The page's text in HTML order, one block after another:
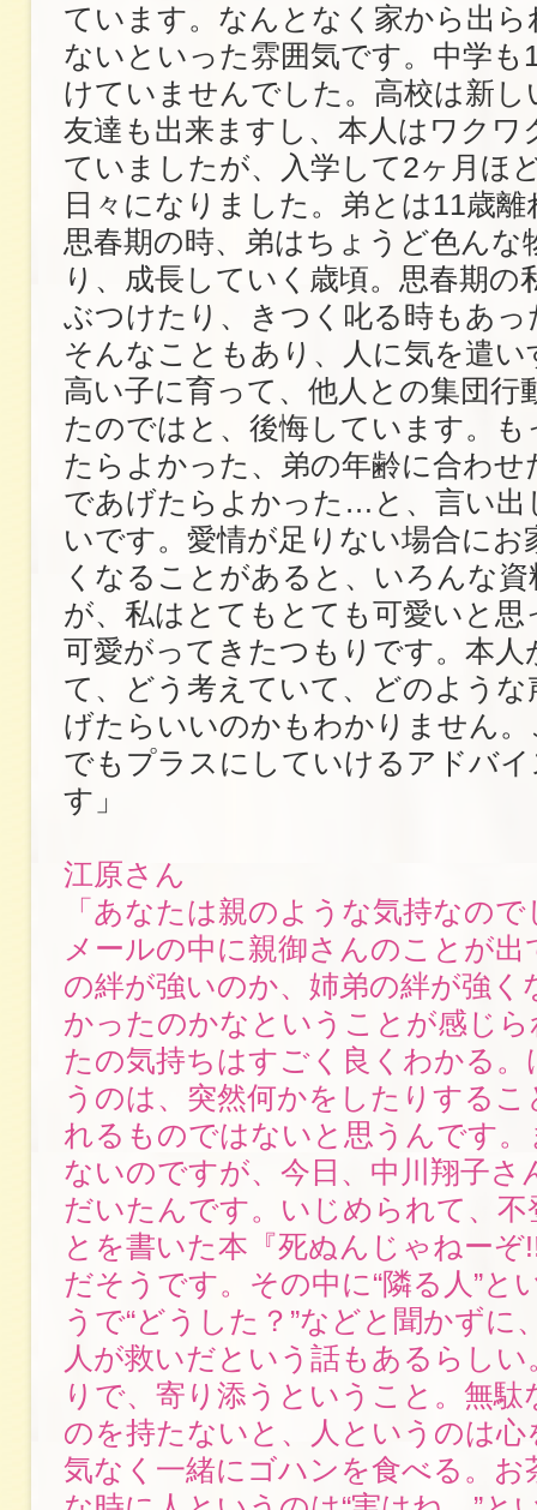
ています。なんとなく家から出
ないといった雰囲気です。中学も
けていませんでした。高校は新し
友達も出来ますし、本人はワクワ
ていましたが、入学して2ヶ月ほ
日々になりました。弟とは11歳
思春期の時、弟はちょうど色んな
り、成長していく歳頃。思春期の
ぶつけたり、きつく叱る時もあ
そんなこともあり、人に気を遣い
高い子に育って、他人との集団行
たのではと、後悔しています。
たらよかった、弟の年齢に合わせ
であげたらよかった…と、言い出
いです。愛情が足りない場合にお
くなることがあると、いろんな
が、私はとてもとても可愛いと思
可愛がってきたつもりです。本人
て、どう考えていて、どのよう
げたらいいのかもわかりません
でもプラスにしていけるアドバ
す」
江原さん
「あなたは親のような気持なの
メールの中に親御さんのことが出
の絆が強いのか、姉弟の絆が強く
かったのかなということが感じ
たの気持ちはすごく良くわかる。
うのは、突然何かをしたりする
れるものではないと思うんです
ないのですが、今日、中川翔子さ
だいたんです。いじめられて、
とを書いた本『死ぬんじゃねーぞ
だそうです。その中に“隣る人”と
うで“どうした？”などと聞かずに
人が救いだという話もあるらし
りで、寄り添うということ。無駄
のを持たないと、人というのは心
気なく一緒にゴハンを食べる。お